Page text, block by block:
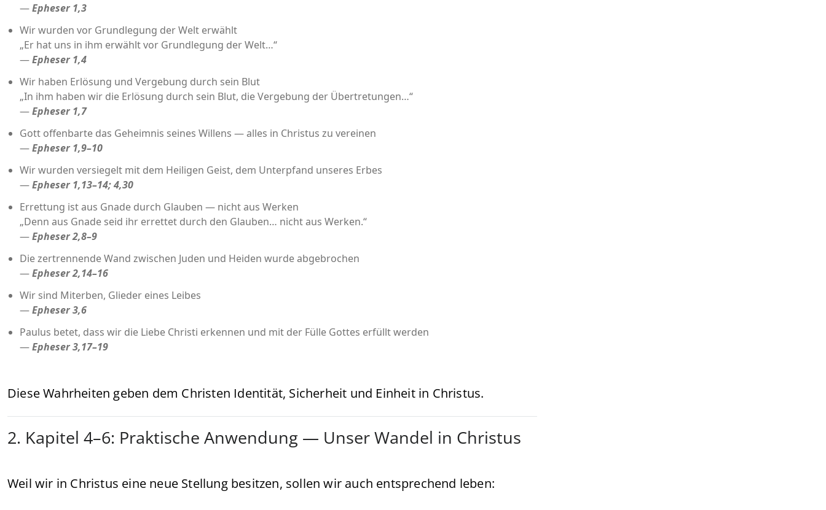
—Epheser 1,3
Wir wurden vor Grundlegung der Welt erwählt
„Er hat uns in ihm erwählt vor Grundlegung der Welt…“
—Epheser 1,4
Wir haben Erlösung und Vergebung durch sein Blut
„In ihm haben wir die Erlösung durch sein Blut, die Vergebung der Übertretungen…“
—Epheser 1,7
Gott offenbarte das Geheimnis seines Willens — alles in Christus zu vereinen
—Epheser 1,9–10
Wir wurden versiegelt mit dem Heiligen Geist, dem Unterpfand unseres Erbes
—Epheser 1,13–14; 4,30
Errettung ist aus Gnade durch Glauben — nicht aus Werken
„Denn aus Gnade seid ihr errettet durch den Glauben… nicht aus Werken.“
—Epheser 2,8–9
Die zertrennende Wand zwischen Juden und Heiden wurde abgebrochen
—Epheser 2,14–16
Wir sind Miterben, Glieder eines Leibes
—Epheser 3,6
Paulus betet, dass wir die Liebe Christi erkennen und mit der Fülle Gottes erfüllt werden
—Epheser 3,17–19
Diese Wahrheiten geben dem Christen Identität, Sicherheit und Einheit in Christus.
2. Kapitel 4–6: Praktische Anwendung — Unser Wandel in Christus
Weil wir in Christus eine neue Stellung besitzen, sollen wir auch entsprechend leben: